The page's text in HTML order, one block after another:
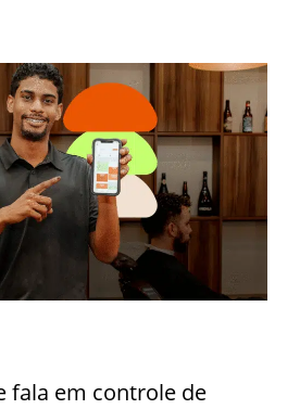
fala em controle de